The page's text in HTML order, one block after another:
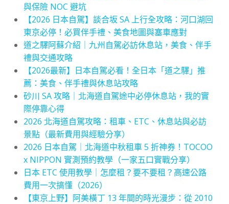
與保險 NOC 避坑
【2026 日本自駕】談合坂 SA 上行全攻略：河口湖回
東京必停！必買伴手禮、美食地圖與塞車應對
道之驛阿蘇介紹｜九州自駕必訪休息站，美食、伴手
禮與交通攻略
【2026最新】日本自駕必看！全日本「道之驛」推
薦：美食、伴手禮與休息站攻略
砂川 SA 攻略｜北海道自駕途中必停休息站，我的實
際停靠心得
2026 北海道自駕攻略：租車、ETC、休息站與必訪
景點（最新費用與經驗分享）
2026 日本自駕｜北海道中秋租車 5 折神券！TOCOO
x NIPPON 實測預約教學（一家五口實戰分享）
日本 ETC 使用教學｜怎麼租？要不要租？高速公路
費用一次搞懂（2026）
【東京上野】阿美橫丁 13 年間的時光漫步：從 2010